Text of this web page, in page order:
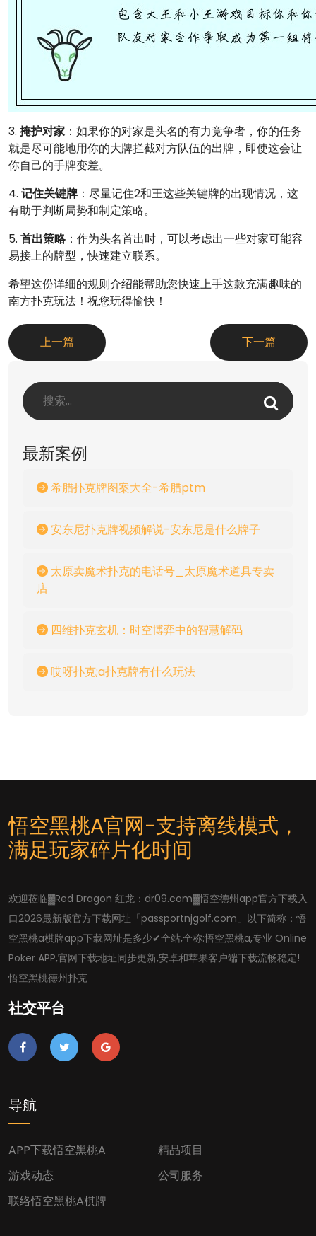
3. 掩护对家 ：如果你的对家是头名的有力竞争者，你的任务
就是尽可能地用你的大牌拦截对方队伍的出牌，即使这会让
你自己的手牌变差。
4. 记住关键牌 ：尽量记住2和王这些关键牌的出现情况，这
有助于判断局势和制定策略。
5. 首出策略：作为头名首出时，可以考虑出一些对家可能容
易接上的牌型，快速建立联系。
希望这份详细的规则介绍能帮助您快速上手这款充满趣味的
南方扑克玩法！祝您玩得愉快！
上一篇 下一篇
最新案例
希腊扑克牌图案大全-希腊ptm
安东尼扑克牌视频解说-安东尼是什么牌子
太原卖魔术扑克的电话号_太原魔术道具专卖
店
四维扑克玄机：时空博弈中的智慧解码
哎呀扑克;a扑克牌有什么玩法
悟空黑桃A官网-支持离线模式，
满足玩家碎片化时间
欢迎莅临▓Red Dragon 红龙：dr09.com▓悟空德州app官方下载入
口2026最新版官方下载网址「passportnjgolf.com」以下简称：悟
空黑桃a棋牌app下载网址是多少✔全站,全称:悟空黑桃a,专业 Online
Poker APP,官网下载地址同步更新,安卓和苹果客户端下载流畅稳定!
悟空黑桃德州扑克
社交平台
导航
APP下载悟空黑桃A
精品项目
游戏动态
公司服务
联络悟空黑桃a棋牌